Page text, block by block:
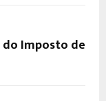
do Imposto de